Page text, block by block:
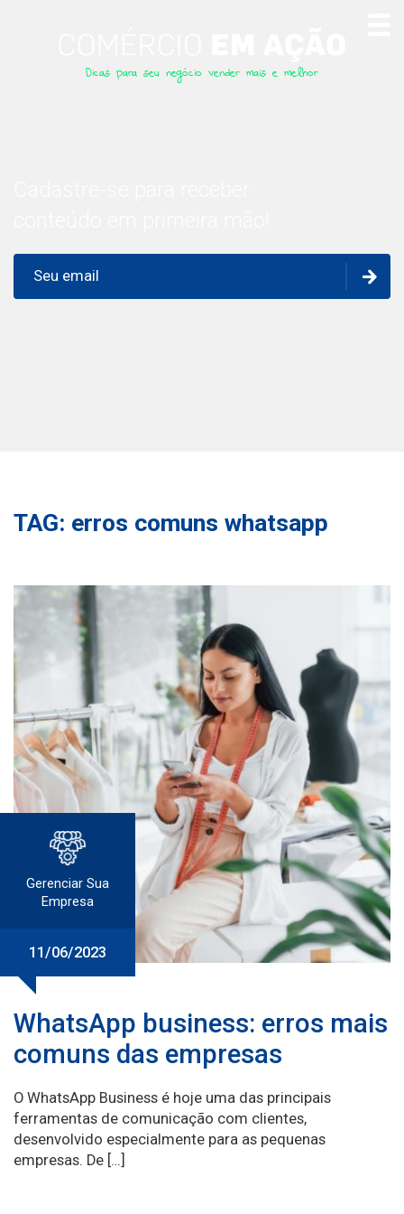
Dicas para seu negócio vender mais e melhor
TAG: erros comuns whatsapp
Gerenciar Sua
Empresa
11/06/2023
WhatsApp business: erros mais
comuns das empresas
O WhatsApp Business é hoje uma das principais
ferramentas de comunicação com clientes,
desenvolvido especialmente para as pequenas
empresas. De […]